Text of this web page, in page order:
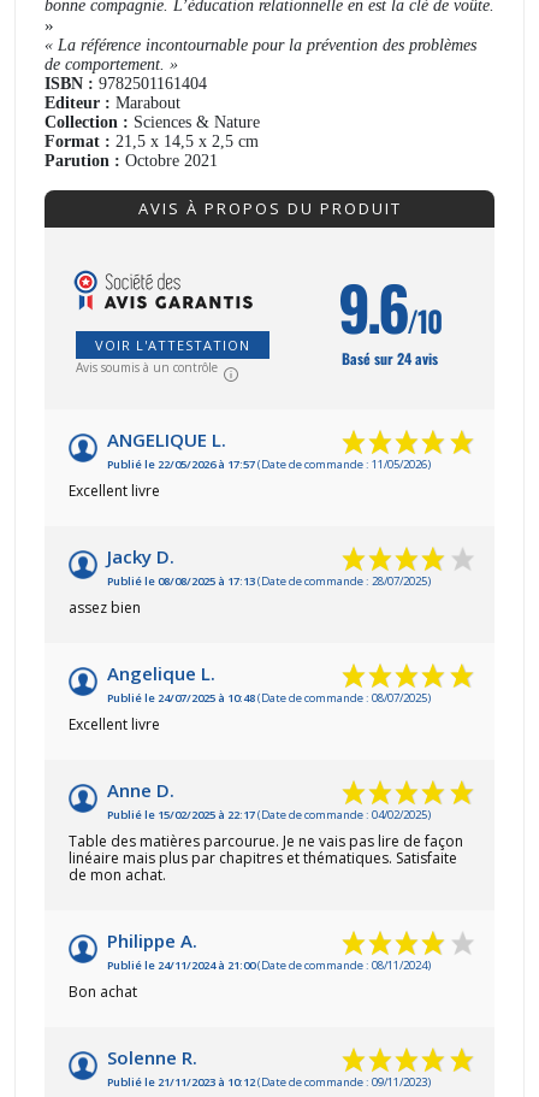
bonne compagnie. L’éducation relationnelle en est la clé de voûte.
»
« La référence incontournable pour la prévention des problèmes
de comportement. »
ISBN : 9782501161404
Editeur : Marabout
Collection : Sciences & Nature
Format : 21,5 x 14,5 x 2,5 cm
Parution : Octobre 2021
AVIS À PROPOS DU PRODUIT
VOIR L'ATTESTATION
Avis soumis à un contrôle
9.6/10
Basé sur 24 avis
ANGELIQUE L.
Publié le 22/05/2026 à 17:57(Date de commande : 11/05/2026)
Excellent livre
Jacky D.
Publié le 08/08/2025 à 17:13(Date de commande : 28/07/2025)
assez bien
Angelique L.
Publié le 24/07/2025 à 10:48(Date de commande : 08/07/2025)
Excellent livre
Anne D.
Publié le 15/02/2025 à 22:17(Date de commande : 04/02/2025)
Table des matières parcourue. Je ne vais pas lire de façon
linéaire mais plus par chapitres et thématiques. Satisfaite
de mon achat.
Philippe A.
Publié le 24/11/2024 à 21:00(Date de commande : 08/11/2024)
Bon achat
Solenne R.
Publié le 21/11/2023 à 10:12(Date de commande : 09/11/2023)